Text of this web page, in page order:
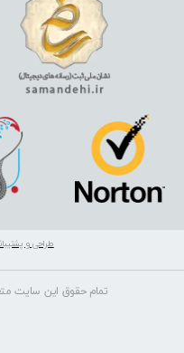
تمام حقوق این سایت
طراحی و